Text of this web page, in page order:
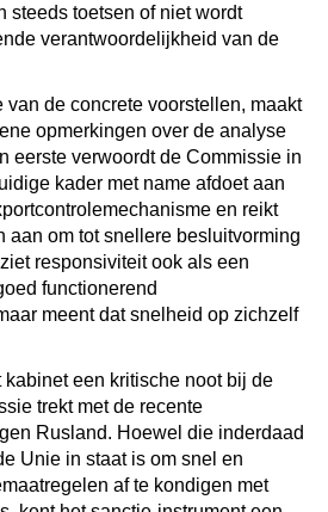
steeds toetsen of niet wordt
verantwoordelijkheid van de
van de concrete voorstellen, maakt
opmerkingen over de analyse
eerste verwoordt de Commissie in
kader met name afdoet aan
en reikt
aan om tot snellere besluitvorming
responsiviteit ook als een
functionerend
meent dat snelheid op zichzelf
kabinet een kritische noot bij de
trekt met de recente
Rusland. Hoewel die inderdaad
Unie in staat is om snel en
af te kondigen met